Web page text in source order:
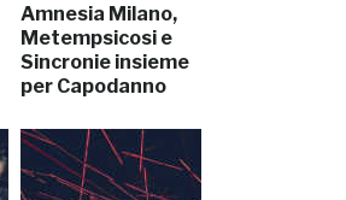
Amnesia Milano,
Metempsicosi e
Sincronie insieme
per Capodanno